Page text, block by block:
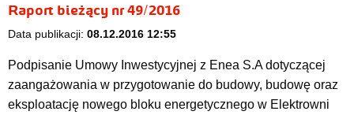
Raport bieżący nr 49/2016
Data publikacji: 08.12.2016 12:55
Podpisanie Umowy Inwestycyjnej z Enea S.A dotyczącej
zaangażowania w przygotowanie do budowy, budowę oraz
eksploatację nowego bloku energetycznego w Elektrowni